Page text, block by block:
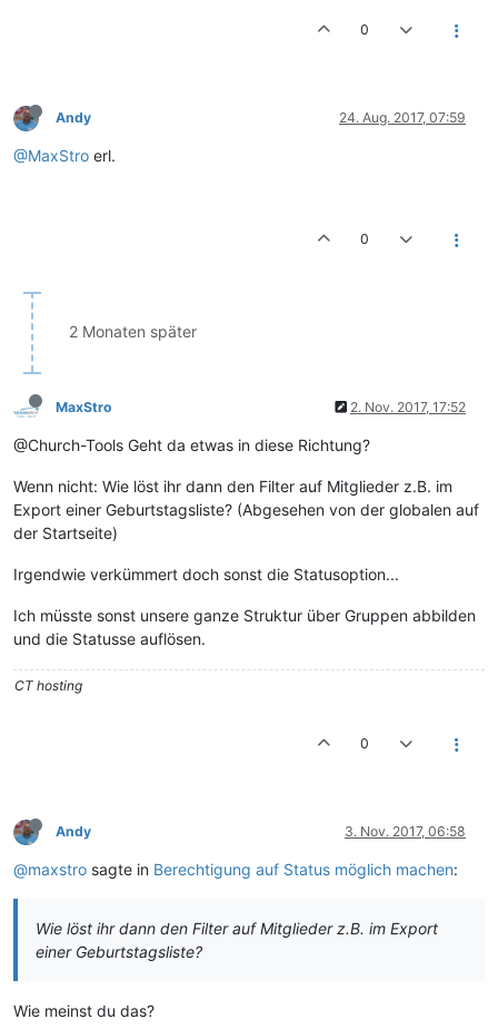
0
Andy 24. Aug. 2017, 07:59
@MaxStro erl.
0
2 Monaten später
MaxStro 2. Nov. 2017, 17:52
@Church-Tools Geht da etwas in diese Richtung?
Wenn nicht: Wie löst ihr dann den Filter auf Mitglieder z.B. im
Export einer Geburtstagsliste? (Abgesehen von der globalen auf
der Startseite)
Irgendwie verkümmert doch sonst die Statusoption...
Ich müsste sonst unsere ganze Struktur über Gruppen abbilden
und die Statusse auflösen.
CT hosting
0
Andy 3. Nov. 2017, 06:58
@maxstro sagte in Berechtigung auf Status möglich machen:
Wie löst ihr dann den Filter auf Mitglieder z.B. im Export
einer Geburtstagsliste?
Wie meinst du das?